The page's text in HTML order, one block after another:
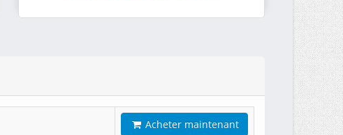
Acheter maintenant